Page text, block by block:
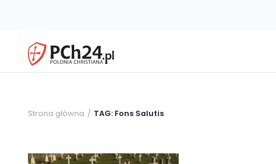
Strona główna TAG: Fons Salutis